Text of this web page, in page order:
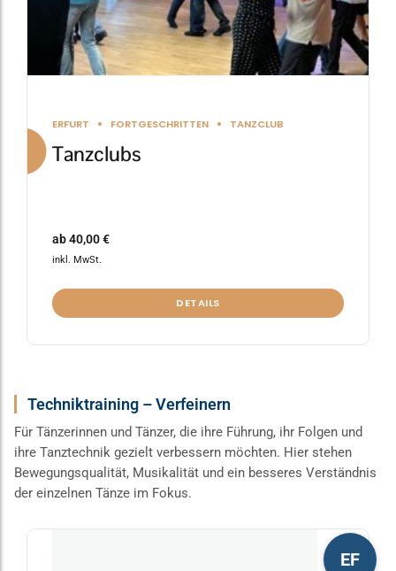
ERFURT FORTGESCHRITTEN TANZCLUB
Tanzclubs
ab40,00€
inkl. MwSt.
DETAILS
gewählt
werden
Techniktraining – Verfeinern
Für Tänzerinnen und Tänzer, die ihre Führung, ihr Folgen und
ihre Tanztechnik gezielt verbessern möchten. Hier stehen
Bewegungsqualität, Musikalität und ein besseres Verständnis
der einzelnen Tänze im Fokus.
EF